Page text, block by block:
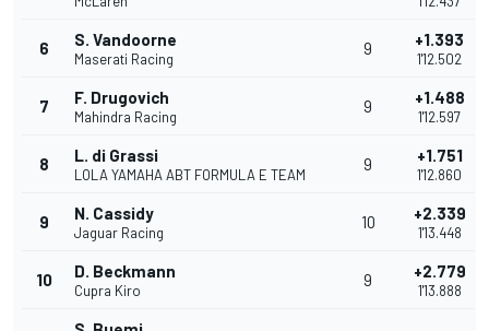
6 S. Vandoorne
Maserati Racing
9 +1.393
1'12.502
7 F. Drugovich
Mahindra Racing
9 +1.488
1'12.597
8 L. di Grassi
LOLA YAMAHA ABT FORMULA E TEAM
9 +1.751
1'12.860
9 N. Cassidy
Jaguar Racing
10 +2.339
1'13.448
10 D. Beckmann
Cupra Kiro
9 +2.779
1'13.888